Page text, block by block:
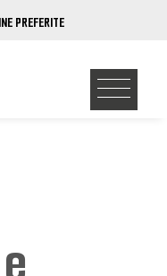
PREFERITE